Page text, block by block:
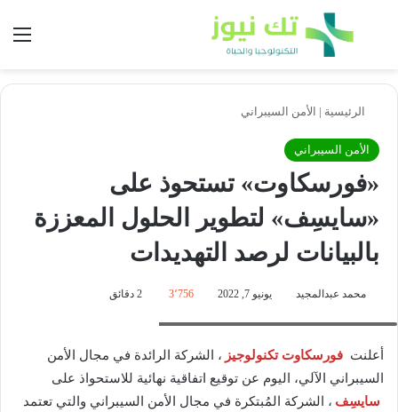
بحث عن
الرئيسية | الأمن السيبراني
الأمن السيبراني
«فورسكاوت» تستحوذ على
«سايسِف» لتطوير الحلول المعززة
بالبيانات لرصد التهديدات
محمد عبدالمجيد يونيو 7, 2022 3٬756
أعلنت فورسكاوت تكنولوجيز ، الشركة الرائدة في مجال الأمن
السيبراني الآلي، اليوم عن توقيع اتفاقية نهائية للاستحواذ على
سايسِف ، الشركة المُبتكرة في مجال الأمن السيبراني والتي تعتمد